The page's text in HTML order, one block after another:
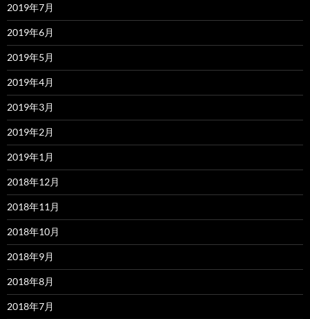
2019年7月
2019年6月
2019年5月
2019年4月
2019年3月
2019年2月
2019年1月
2018年12月
2018年11月
2018年10月
2018年9月
2018年8月
2018年7月